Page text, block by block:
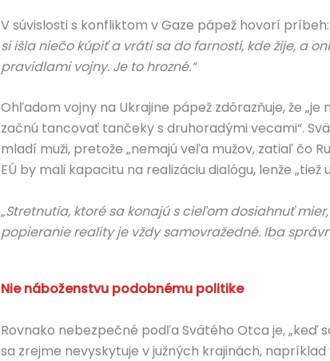
V súvislosti s konfliktom v Gaze pápež hovorí príbeh:
si išla niečo kúpiť a vráti sa do farnosti, kde žije, a
pravidlami vojny. Je to hrozné.“
Ohľadom vojny na Ukrajine pápež zdôrazňuje, že
začnú tancovať tančeky s druhoradými vecami“.
mladí muži, pretože „nemajú veľa mužov, zatiaľ čo
EÚ by mali kapacitu na realizáciu dialógu, lenže
„Stretnutia, ktoré sa konajú s cieľom dosiahnuť
popieranie reality je vždy samovražedné. Iba
Nie náboženstvu podobnému politike
Rovnako nebezpečné podľa Svätého Otca je,
sa zrejme nevyskytuje v južných krajinách,